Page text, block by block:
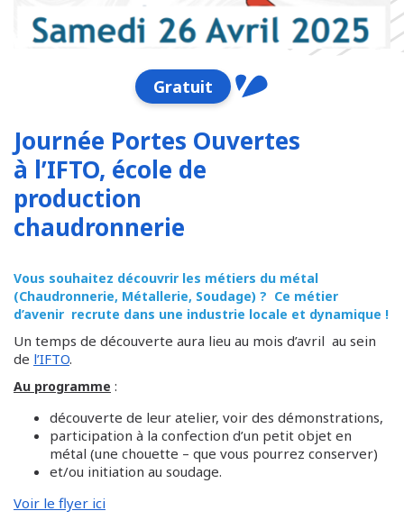
Gratuit
Journée Portes Ouvertes
à l’IFTO, école de
production
chaudronnerie
Vous souhaitez découvrir les métiers du métal
(Chaudronnerie, Métallerie, Soudage) ? Ce métier
d’avenir recrute dans une industrie locale et dynamique !
Un temps de découverte aura lieu au mois d’avril au sein
de l’IFTO.
Au programme :
découverte de leur atelier, voir des démonstrations,
participation à la confection d’un petit objet en
métal (une chouette – que vous pourrez conserver)
et/ou initiation au soudage.
Voir le flyer ici